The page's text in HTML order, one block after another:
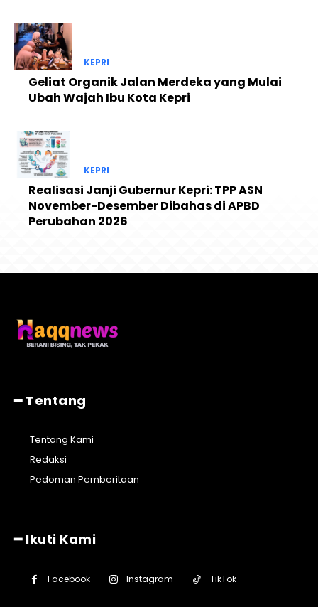
KEPRI
Geliat Organik Jalan Merdeka yang Mulai
Ubah Wajah Ibu Kota Kepri
KEPRI
Realisasi Janji Gubernur Kepri: TPP ASN
November-Desember Dibahas di APBD
Perubahan 2026
━ Tentang
Tentang Kami
Redaksi
Pedoman Pemberitaan
━ Ikuti Kami
Facebook Instagram TikTok